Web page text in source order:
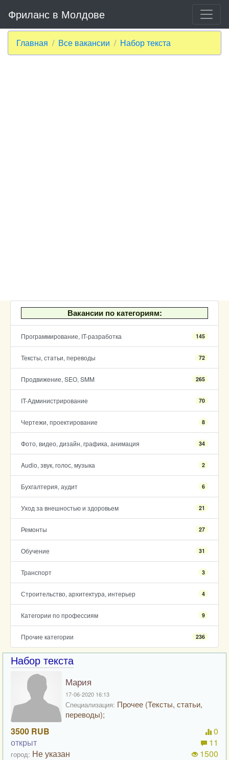
Фриланс в Молдове
Главная Все вакансии Набор текста
Вакансии по категориям:
Программирование, IT-разработка 145
Тексты, статьи, переводы 72
Продвижение, SEO, SMM 265
IT-Администрирование 70
Чертежи, проектирование 8
Фото, видео, дизайн, графика, анимация 34
Audio, звук, голос, музыка 2
Бухгалтерия, аудит 6
Уход за внешностью и здоровьем 21
Ремонты 27
Обучение 31
Транспорт 3
Строительство, архитектура, интерьер 4
Категории по профессиям 9
Прочие категории 236
Набор текста
Мария
17-06-2020 16:13
Специализация: Прочее (Тексты, статьи,
переводы);
3500 RUB
открыт
город: Не указан
0
11
1500